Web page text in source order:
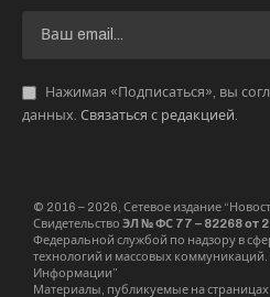
Нажимая «Подписаться», вы
данных. Связаться с редакцией
© 2016 – 2026, Сетевое издание
Свидетельство ЭЛ № ФС 77 – 82268 от
Федеральной службой по надзору в
технологий и массовых
Информации”
Материалы, публикуемые на страницах